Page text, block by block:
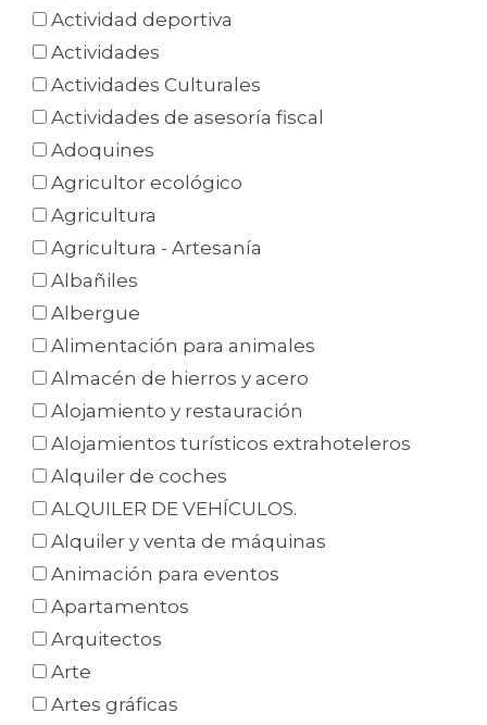
Actividad deportiva
Actividades
Actividades Culturales
Actividades de asesoría fiscal
Adoquines
Agricultor ecológico
Agricultura
Agricultura - Artesanía
Albañiles
Albergue
Alimentación para animales
Almacén de hierros y acero
Alojamiento y restauración
Alojamientos turísticos extrahoteleros
Alquiler de coches
ALQUILER DE VEHÍCULOS.
Alquiler y venta de máquinas
Animación para eventos
Apartamentos
Arquitectos
Arte
Artes gráficas